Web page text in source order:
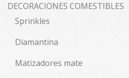
DECORACIONES COMESTIBLES
Sprinkles
Diamantina
Matizadores mate